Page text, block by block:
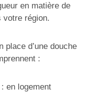
en matière de
votre région.
d’une douche
:
: en logement